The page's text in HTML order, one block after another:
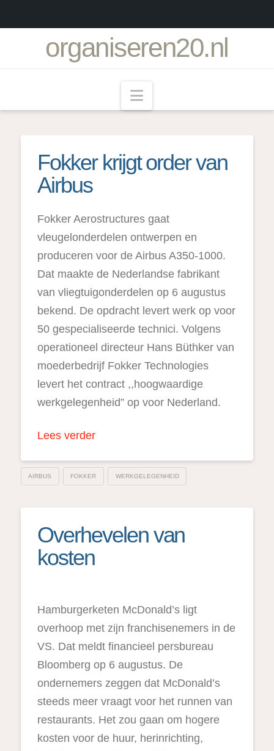
organiseren20.nl
Navigation
Fokker krijgt order van
Airbus
Fokker Aerostructures gaat
vleugelonderdelen ontwerpen en
produceren voor de Airbus A350-1000.
Dat maakte de Nederlandse fabrikant
van vliegtuigonderdelen op 6 augustus
bekend. De opdracht levert werk op voor
50 gespecialiseerde technici. Volgens
operationeel directeur Hans Büthker van
moederbedrijf Fokker Technologies
levert het contract ,,hoogwaardige
werkgelegenheid” op voor Nederland.
Lees verder
AIRBUS FOKKER WERKGELEGENHEID
Overhevelen van
kosten
Hamburgerketen McDonald’s ligt
overhoop met zijn franchisenemers in de
VS. Dat meldt financieel persbureau
Bloomberg op 6 augustus. De
ondernemers zeggen dat McDonald’s
steeds meer vraagt voor het runnen van
restaurants. Het zou gaan om hogere
kosten voor de huur, herinrichting,